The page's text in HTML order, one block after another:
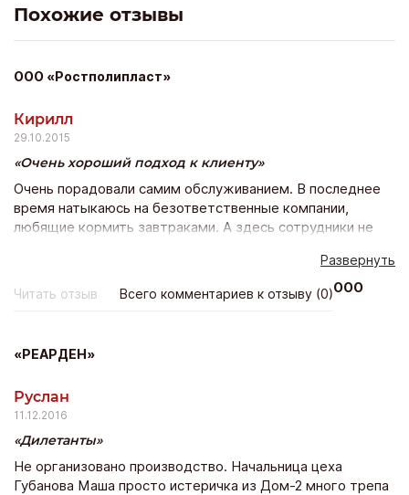
Похожие отзывы
ООО «Ростполипласт»
Кирилл
29.10.2015
Очень хороший подход к клиенту
Очень порадовали самим обслуживанием. В последнее
время натыкаюсь на безответственные компании,
любящие кормить завтраками. А здесь сотрудники не
договору доставили тротуарную плитку в срок.
Побольше бы таких приятных людей.
Развернуть
Читать отзыв Всего комментариев к отзыву (0)ООО
«РЕАРДЕН»
Руслан
11.12.2016
Дилетанты
Не организовано производство. Начальница цеха
Губанова Маша просто истеричка из Дом-2 много трепа